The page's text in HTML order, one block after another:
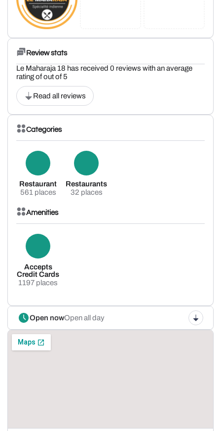
Review stats
Le Maharaja 18 has received 0 reviews with an average
rating of out of 5
Read all reviews
Categories
Restaurant
561 places
Restaurants
32 places
Amenities
Accepts
Credit Cards
1197 places
Open nowOpen all day